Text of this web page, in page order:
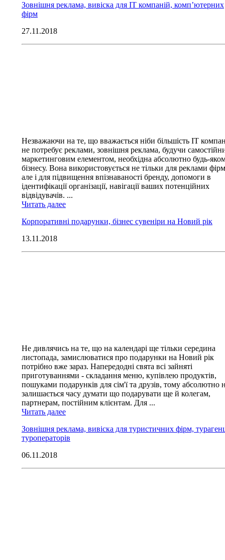
Зовнішня реклама, вивіска для IT компаній, комп’ютерних
фірм
27.11.2018
Незважаючи на те, що вважається ніби більшість IT
не потребує реклами, зовнішня реклама, будучи
маркетинговим елементом, необхідна абсолютно будь-
бізнесу. Вона використовується не тільки для реклами
але і для підвищення впізнаваності бренду, допомоги в
ідентифікації організації, навігації ваших потенційних
відвідувачів. ...
Читать далее
Корпоративні подарунки, бізнес сувеніри на Новий рік
13.11.2018
Не дивлячись на те, що на календарі ще тільки середина
листопада, замислюватися про подарунки на Новий рік
потрібно вже зараз. Напередодні свята всі зайняті
приготуваннями - складання меню, купівлею продуктів,
пошуками подарунків для сім'ї та друзів, тому абсолютно
залишається часу думати що подарувати ще й колегам,
партнерам, постійним клієнтам. Для ...
Читать далее
Зовнішня реклама, вивіска для туристичних фірм,
туроператорів
06.11.2018